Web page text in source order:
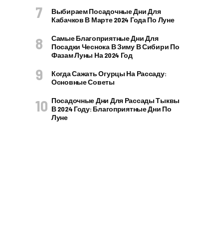
Выбираем Посадочные Дни Для
Кабачков В Марте 2024 Года По Луне
Самые Благоприятные Дни Для
Посадки Чеснока В Зиму В Сибири По
Фазам Луны На 2024 Год
Когда Сажать Огурцы На Рассаду:
Основные Советы
Посадочные Дни Для Рассады Тыквы
В 2024 Году: Благоприятные Дни По
Луне